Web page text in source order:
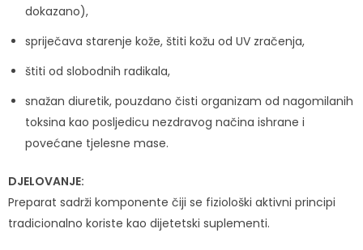
dokazano),
spriječava starenje kože, štiti kožu od UV zračenja,
štiti od slobodnih radikala,
snažan diuretik, pouzdano čisti organizam od nagomilanih
toksina kao posljedicu nezdravog načina ishrane i
povećane tjelesne mase.
DJELOVANJE:
Preparat sadrži komponente čiji se fiziološki aktivni principi
tradicionalno koriste kao dijetetski suplementi.